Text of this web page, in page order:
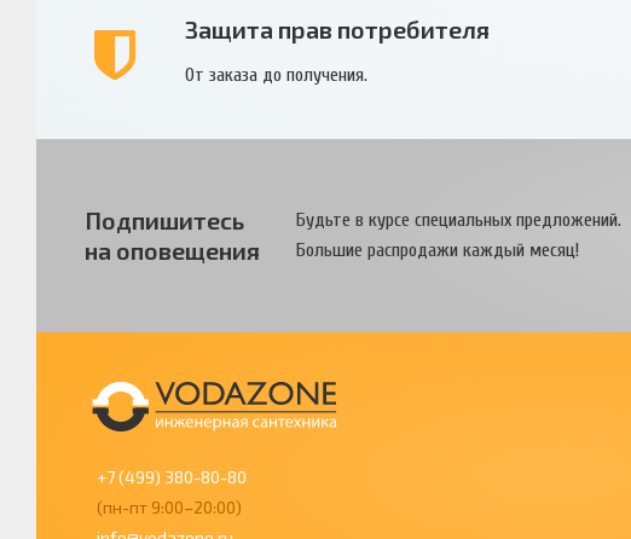
Защита прав потребителя
От заказа до получения.
Подпишитесь
на оповещения
Будьте в курсе специальных предложений.
Большие распродажи каждый месяц!
+7 (499) 380-80-80
(пн-пт 9:00–20:00)